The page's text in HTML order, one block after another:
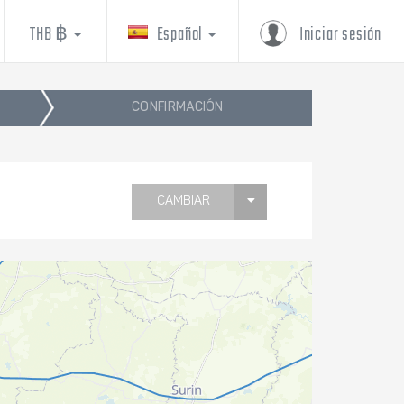
Iniciar sesión
Español
THB ฿
CONFIRMACIÓN
CAMBIAR